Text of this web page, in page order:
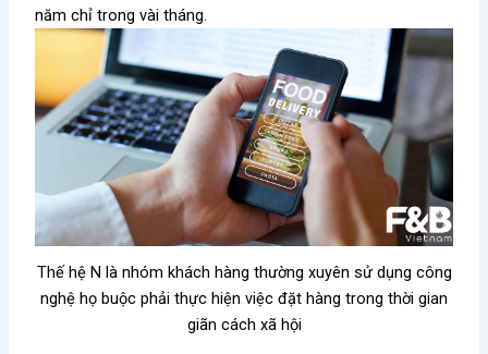
năm chỉ trong vài tháng.
Thế hệ N là nhóm khách hàng thường xuyên sử dụng công
nghệ họ buộc phải thực hiện việc đặt hàng trong thời gian
giãn cách xã hội